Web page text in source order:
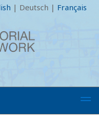
| Deutsch | Français